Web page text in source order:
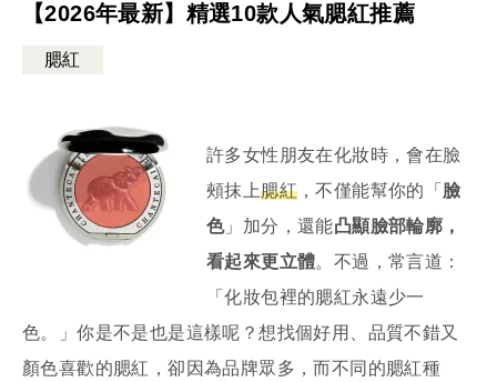
【2026年最新】精選10款人氣腮紅推薦
腮紅
許多女性朋友在化妝時，會在臉
頰抹上腮紅 ，不僅能幫你的「 臉
色」加分，還能凸顯臉部輪廓，
看起來更立體。不過，常言道：
「化妝包裡的腮紅永遠少一
色。」你是不是也是這樣呢？想找個好用、品質不錯又
顏色喜歡的腮紅，卻因為品牌眾多，而不同的腮紅種